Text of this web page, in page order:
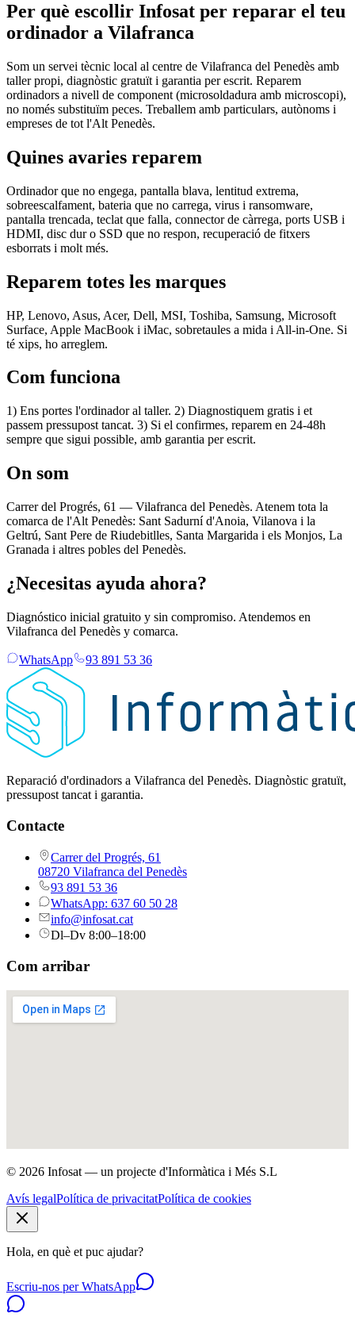
Per què escollir Infosat per reparar el teu
ordinador a Vilafranca
Som un servei tècnic local al centre de Vilafranca del Penedès amb
taller propi, diagnòstic gratuït i garantia per escrit. Reparem
ordinadors a nivell de component (microsoldadura amb microscopi),
no només substituïm peces. Treballem amb particulars, autònoms i
empreses de tot l'Alt Penedès.
Quines avaries reparem
Ordinador que no engega, pantalla blava, lentitud extrema,
sobreescalfament, bateria que no carrega, virus i ransomware,
pantalla trencada, teclat que falla, connector de càrrega, ports USB i
HDMI, disc dur o SSD que no respon, recuperació de fitxers
esborrats i molt més.
Reparem totes les marques
HP, Lenovo, Asus, Acer, Dell, MSI, Toshiba, Samsung, Microsoft
Surface, Apple MacBook i iMac, sobretaules a mida i All-in-One. Si
té xips, ho arreglem.
Com funciona
1) Ens portes l'ordinador al taller. 2) Diagnostiquem gratis i et
passem pressupost tancat. 3) Si el confirmes, reparem en 24-48h
sempre que sigui possible, amb garantia per escrit.
On som
Carrer del Progrés, 61 — Vilafranca del Penedès. Atenem tota la
comarca de l'Alt Penedès: Sant Sadurní d'Anoia, Vilanova i la
Geltrú, Sant Pere de Riudebitlles, Santa Margarida i els Monjos, La
Granada i altres pobles del Penedès.
¿Necesitas ayuda ahora?
Diagnóstico inicial gratuito y sin compromiso. Atendemos en
Vilafranca del Penedès y comarca.
WhatsApp 93 891 53 36
Reparació d'ordinadors a Vilafranca del Penedès. Diagnòstic gratuït,
pressupost tancat i garantia.
Contacte
Carrer del Progrés, 61
08720 Vilafranca del Penedès
93 891 53 36
WhatsApp: 637 60 50 28
info@infosat.cat
Dl–Dv 8:00–18:00
Com arribar
© 2026 Infosat — un projecte d'Informàtica i Més S.L
Avís legalPolítica de privacitatPolítica de cookies
Hola, en què et puc ajudar?
Escriu-nos per WhatsApp